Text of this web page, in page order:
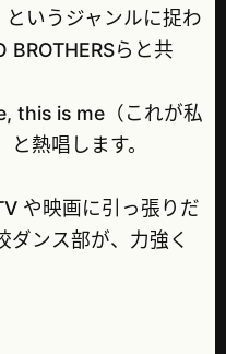
いうジャンルに捉わ
BROTHERSらと共
this is me（これが私
熱唱します。
や映画に引っ張りだ
ダンス部が、力強く